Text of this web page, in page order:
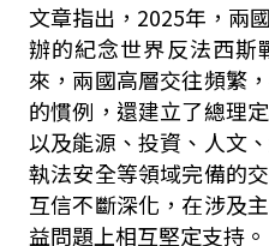
文章指出，2025年，兩
辦的紀念世界反法西斯
來，兩國高層交往頻繁
的慣例，還建立了總理
以及能源、投資、人文
執法安全等領域完備的
互信不斷深化，在涉及
益問題上相互堅定支持。